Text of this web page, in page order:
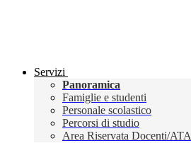
Servizi
Panoramica
Famiglie e studenti
Personale scolastico
Percorsi di studio
Area Riservata Docenti/ATA